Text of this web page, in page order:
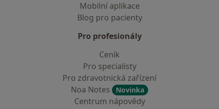
Mobilní aplikace
Blog pro pacienty
Pro profesionály
Ceník
Pro specialisty
Pro zdravotnická zařízení
Noa Notes
Novinka
Centrum nápovědy